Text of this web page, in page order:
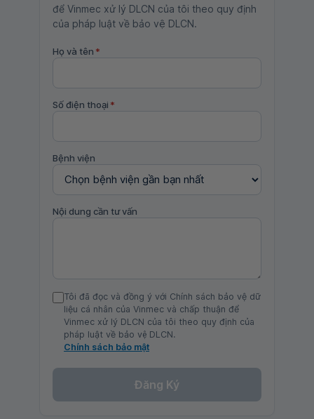
để Vinmec xử lý DLCN của tôi theo quy định
của pháp luật về bảo vệ DLCN.
Họ và tên *
Số điện thoại *
Bệnh viện
Nội dung cần tư vấn
Tôi đã đọc và đồng ý với Chính sách bảo vệ dữ
liệu cá nhân của Vinmec và chấp thuận để
Vinmec xử lý DLCN của tôi theo quy định của
pháp luật về bảo vệ DLCN.
Chính sách bảo mật
Đăng Ký